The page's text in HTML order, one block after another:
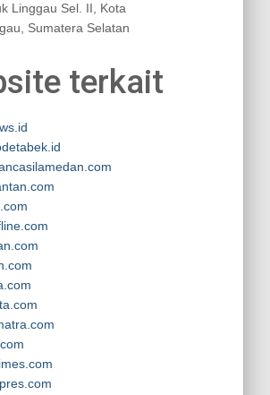
Linggau Sel. II, Kota
Sumatera Selatan
terkait